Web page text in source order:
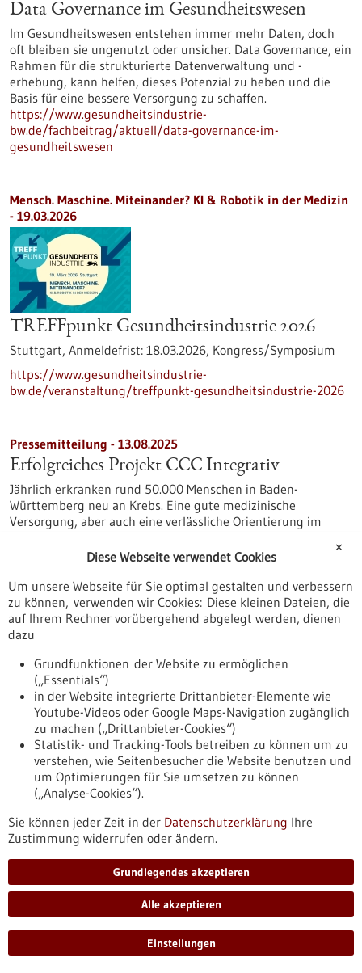
Data Governance im Gesundheitswesen
Im Gesundheitswesen entstehen immer mehr Daten, doch
oft bleiben sie ungenutzt oder unsicher. Data Governance, ein
Rahmen für die strukturierte Datenverwaltung und -
erhebung, kann helfen, dieses Potenzial zu heben und die
Basis für eine bessere Versorgung zu schaffen.
https://www.gesundheitsindustrie-
bw.de/fachbeitrag/aktuell/data-governance-im-
gesundheitswesen
Mensch. Maschine. Miteinander? KI & Robotik in der Medizin
- 19.03.2026
TREFFpunkt Gesundheitsindustrie 2026
Stuttgart, Anmeldefrist: 18.03.2026, Kongress/Symposium
https://www.gesundheitsindustrie-
bw.de/veranstaltung/treffpunkt-gesundheitsindustrie-2026
Pressemitteilung - 13.08.2025
Erfolgreiches Projekt CCC Integrativ
Jährlich erkranken rund 50.000 Menschen in Baden-
Württemberg neu an Krebs. Eine gute medizinische
Versorgung, aber auch eine verlässliche Orientierung im
entscheidend. Das durch den Innovationsfonds des
Integrativ hat ein umfassendes Beratungsangebot zu
Komplementärer Medizin und Pflege für onkologisch
erkrankte Menschen entwickelt.
https://www.gesundheitsindustrie-
Pressemitteilung - 12.08.2025
Biomarker für Insulinresistenz des Gehirns im
Blut entdeckt
Reagiert das Gehirn nicht mehr richtig auf Insulin, liegt eine
Insulinresistenz vor, die das Risiko für Übergewicht, Typ-2-
Diabetes und Alzheimer erhöht. Forschende des Deutschen
Zentrums für Diabetesforschung haben nun im Blut von
Personen ohne Typ-2-Diabetes epigenetische Veränderungen
entdeckt, die zeigen, wie gut das Gehirn auf Insulin anspricht.
Diese Marker könnten helfen, eine Insulinresistenz im Gehirn
mit einem Bluttest zu erkennen.
https://www.gesundheitsindustrie-
bw.de/fachbeitrag/pm/biomarker-fuer-insulinresistenz-des-
gehirns-im-blut-entdeckt
✕
Diese Webseite verwendet Cookies
Um unsere Webseite für Sie optimal gestalten und verbessern
zu können, verwenden wir Cookies: Diese kleinen Dateien, die
auf Ihrem Rechner vorübergehend abgelegt werden, dienen
dazu
Grundfunktionen der Website zu ermöglichen
(„Essentials“)
in der Website integrierte Drittanbieter-Elemente wie
Youtube-Videos oder Google Maps-Navigation zugänglich
zu machen („Drittanbieter-Cookies“)
Statistik- und Tracking-Tools betreiben zu können um zu
verstehen, wie Seitenbesucher die Website benutzen und
um Optimierungen für Sie umsetzen zu können
(„Analyse-Cookies“).
Sie können jeder Zeit in der Datenschutzerklärung Ihre
Zustimmung widerrufen oder ändern.
Grundlegendes akzeptieren
Alle akzeptieren
Einstellungen